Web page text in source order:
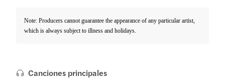
Note: Producers cannot guarantee the appearance of any particular artist,
which is always subject to illness and holidays.
Canciones principales